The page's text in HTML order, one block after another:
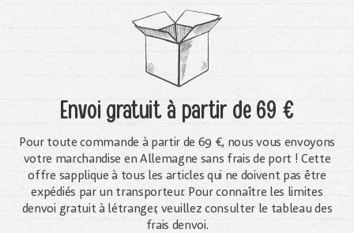
Envoi gratuità partir de 69 €
Pour toute commande à partir de 69 €, nous vous envoyons
votre marchandise en Allemagne sans frais de port ! Cette
offre sapplique à tous les articles qui ne doivent pas être
expédiés par un transporteur. Pour connaître les limites
denvoi gratuit à létranger, veuillez consulter le tableau des
frais denvoi.